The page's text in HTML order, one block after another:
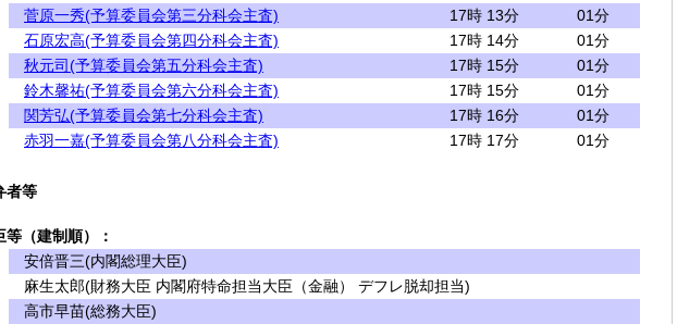
菅原一秀(予算委員会第三分科会主査)
17時 13分
01分
石原宏高(予算委員会第四分科会主査)
17時 14分
01分
秋元司(予算委員会第五分科会主査)
17時 15分
01分
鈴木馨祐(予算委員会第六分科会主査)
17時 15分
01分
関芳弘(予算委員会第七分科会主査)
17時 16分
01分
赤羽一嘉(予算委員会第八分科会主査)
17時 17分 01分
者等
等（建制順）：
安倍晋三(内閣総理大臣)
麻生太郎(財務大臣 内閣府特命担当大臣（金融） デフレ脱却担当)
高市早苗(総務大臣)